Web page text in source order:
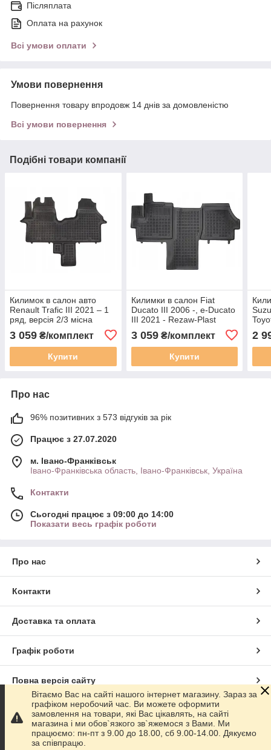
Післяплата
Оплата на рахунок
Всі умови оплати
Умови повернення
Повернення товару впродовж 14 днів за домовленістю
Всі умови повернення
Подібні товари компанії
Килимок в салон авто
Renault Trafic III 2021 – 1
ряд, версія 2/3 місна
3 059 ₴/комплект
Купити
Килимки в салон Fiat
Ducato III 2006 -, e-Ducato
III 2021 - Rezaw-Plast
3 059₴/комплект
Купити
2
Про нас
96% позитивних з 573 відгуків за рік
Працює з 27.07.2020
м. Івано-Франківськ
Івано-Франківська область, Івано-Франківськ, Україна
Контакти
Сьогодні працює з 09:00 до 14:00
Показати весь графік роботи
Про нас
Контакти
Доставка та оплата
Графік роботи
Повна версія сайту
Сайт створено на маркетплейсіProm.ua
Політика конфіденційності
Вітаємо Вас на сайті нашого інтернет магазину. Зараз за
графіком неробочий час. Ви можете оформити
замовлення на товари, які Вас цікавлять, на сайті
магазина і ми обов`язкого зв`яжемося з Вами. Ми
працюємо: пн-пт з 9.00 до 18.00, сб 9.00-14.00. Дякуємо
за співпрацю.